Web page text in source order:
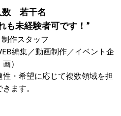
数 若干名
未経験者可です！”
作スタッフ
編集／動画制作／イベント企
画）
・希望に応じて複数領域を担
ます。